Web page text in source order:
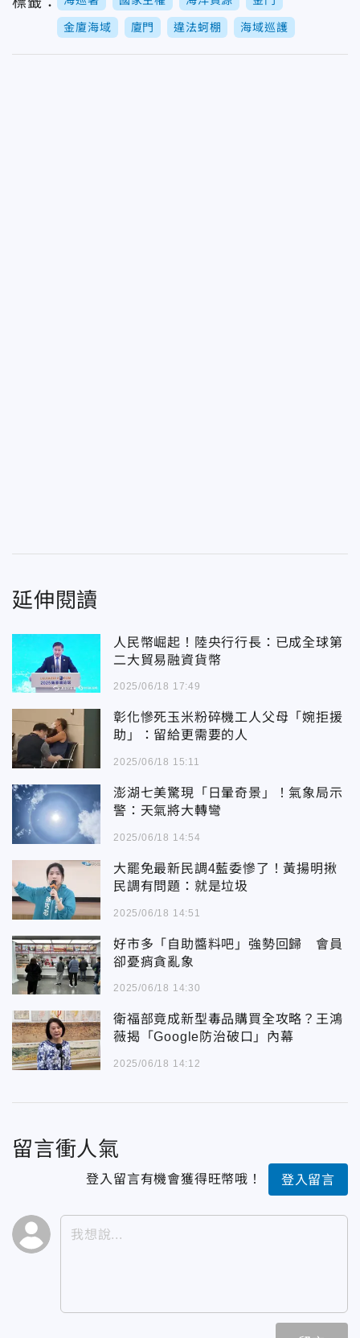
金廈海域 廈門 違法蚵棚 海域巡護
延伸閱讀
人民幣崛起！陸央行行長：已成全球第
二大貿易融資貨幣
2025/06/18 17:49
彰化慘死玉米粉碎機工人父母「婉拒援
助」：留給更需要的人
2025/06/18 15:11
澎湖七美驚現「日暈奇景」！氣象局示
警：天氣將大轉彎
2025/06/18 14:54
大罷免最新民調4藍委慘了！黃揚明揪
民調有問題：就是垃圾
2025/06/18 14:51
好市多「自助醬料吧」強勢回歸 會員
卻憂痟貪亂象
2025/06/18 14:30
衛福部竟成新型毒品購買全攻略？王鴻
薇揭「Google防治破口」內幕
2025/06/18 14:12
留言衝人氣
登入留言有機會獲得旺幣哦！ 登入留言